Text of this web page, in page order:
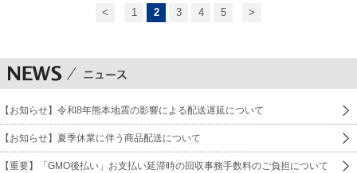
< 1 2 3 4 5 >
【お知らせ】令和8年熊本地震の影響による配送遅延について
【お知らせ】夏季休業に伴う商品配送について
【重要】「GMO後払い」お支払い延滞時の回収事務手数料のご負担について